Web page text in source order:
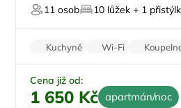
Pingpong
11 osob 10 lůžek + 1
Kuchyně Wi-Fi
Parkování zdarma
Cena již od:
1 650 Kč apartmán/noc